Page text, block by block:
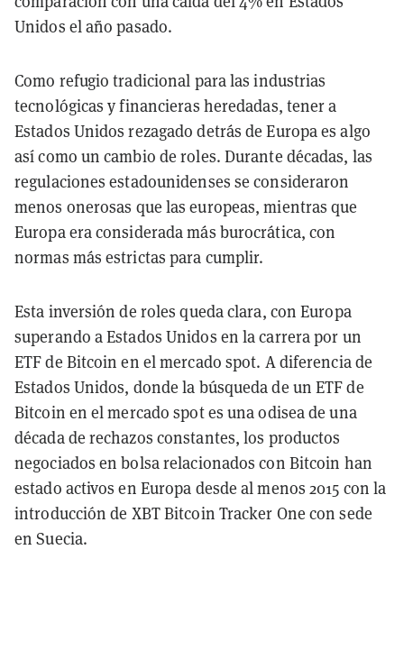
Unidos el año pasado.
Como refugio tradicional para las industrias
tecnológicas y financieras heredadas, tener a
Estados Unidos rezagado detrás de Europa es algo
así como un cambio de roles. Durante décadas, las
regulaciones estadounidenses se consideraron
menos onerosas que las europeas, mientras que
Europa era considerada más burocrática, con
normas más estrictas para cumplir.
Esta inversión de roles queda clara, con Europa
superando a Estados Unidos en la carrera por un
ETF de Bitcoin en el mercado spot. A diferencia de
Estados Unidos, donde la búsqueda de un ETF de
Bitcoin en el mercado spot es una odisea de una
década de rechazos constantes, los productos
negociados en bolsa relacionados con Bitcoin han
estado activos en Europa desde al menos 2015 con la
introducción de XBT Bitcoin Tracker One con sede
en Suecia.